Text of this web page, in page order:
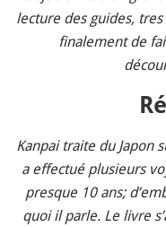
lecture des guides,
finalement de
Kanpai traite du Japon
a effectué plusieurs
presque 10 ans;
quoi il parle. Le livre